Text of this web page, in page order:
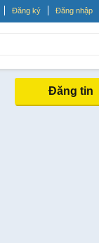
Đăng ký Đăng nhập
Đăng tin